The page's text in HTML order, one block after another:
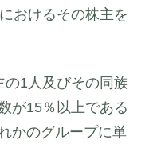
おけるその株主を
の1人及びその同族
が15％以上である
かのグループに単